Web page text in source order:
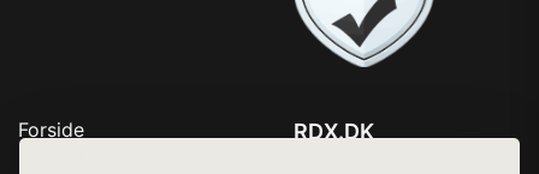
Forside
RDX.DK